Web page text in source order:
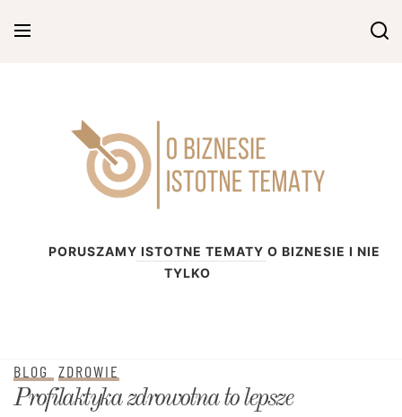
O biznesie
PORUSZAMY ISTOTNE TEMATY O BIZNESIE I NIE
TYLKO
BLOG ZDROWIE
Profilaktyka zdrowotna to lepsze